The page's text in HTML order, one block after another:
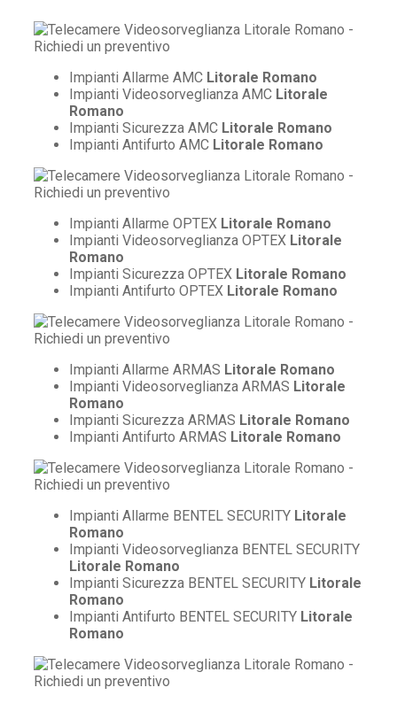
Impianti Allarme AMC Litorale Romano
Impianti Videosorveglianza AMC Litorale
Romano
Impianti Sicurezza AMC Litorale Romano
Impianti Antifurto AMC Litorale Romano
Impianti Allarme OPTEX Litorale Romano
Impianti Videosorveglianza OPTEX Litorale
Romano
Impianti Sicurezza OPTEX Litorale Romano
Impianti Antifurto OPTEX Litorale Romano
Impianti Allarme ARMAS Litorale Romano
Impianti Videosorveglianza ARMAS Litorale
Romano
Impianti Sicurezza ARMAS Litorale Romano
Impianti Antifurto ARMAS Litorale Romano
Impianti Allarme BENTEL SECURITY Litorale
Romano
Impianti Videosorveglianza BENTEL SECURITY
Litorale Romano
Impianti Sicurezza BENTEL SECURITY Litorale
Romano
Impianti Antifurto BENTEL SECURITY Litorale
Romano